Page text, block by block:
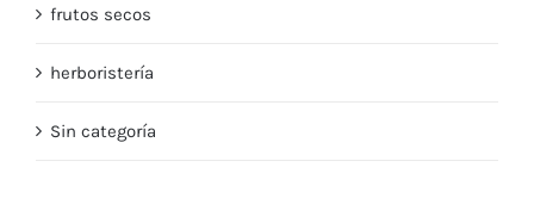
frutos secos
herboristería
Sin categoría